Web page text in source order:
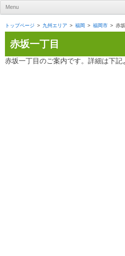
UR賃貸住宅ナビ
Menu
トップページ 九州エリア 福岡 福岡市 赤
赤坂一丁目
赤坂一丁目のご案内です。詳細は下記